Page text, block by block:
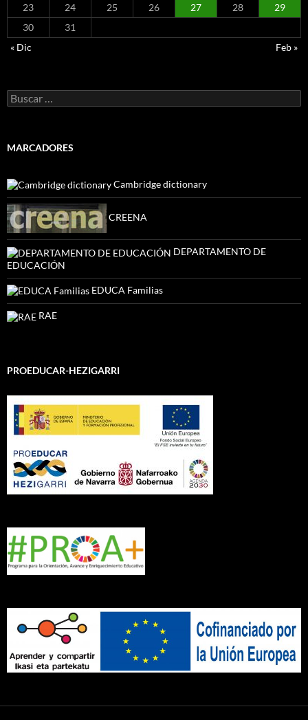
23
24 25 26 27 28
29
30
31
« Dic
Feb »
Buscar:
MARCADORES
Cambridge dictionary
CREENA
DEPARTAMENTO DE
EDUCACIÓN
EDUCA Familias
RAE
PROEDUCAR-HEZIGARRI